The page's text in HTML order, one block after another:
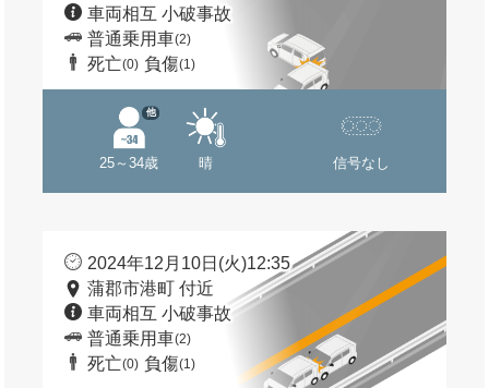
車両相互 小破事故
普通乗用車(2)
死亡(0) 負傷(1)
25～34歳
他
晴 信号なし
2024年12月10日(火)12:35
蒲郡市港町 付近
車両相互 小破事故
普通乗用車(2)
死亡(0) 負傷(1)